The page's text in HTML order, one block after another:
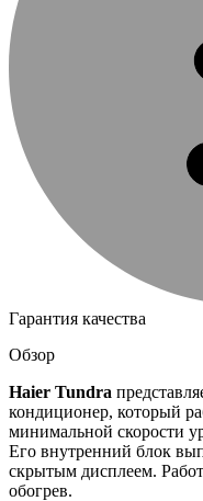
Гарантия качества
Обзор
Haier Tundra
кондиционер, который
минимальной скорости
Его внутренний блок
скрытым дисплеем.
обогрев.